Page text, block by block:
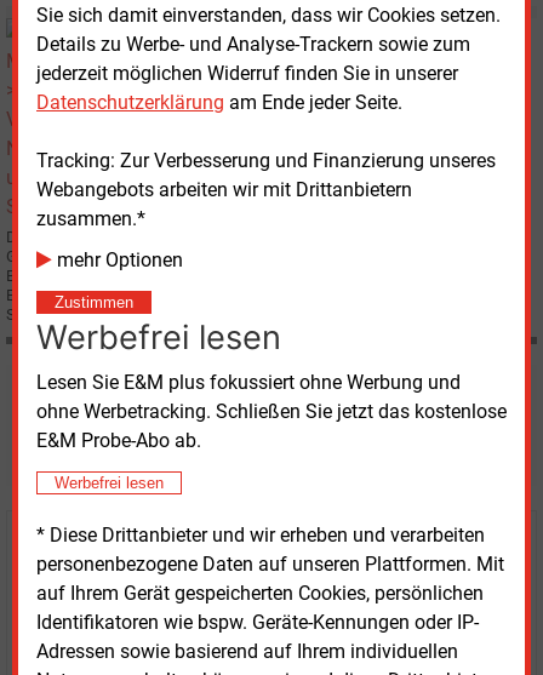
Sie sich damit einverstanden, dass wir Cookies setzen.
Details zu Werbe- und Analyse-Trackern sowie zum
jederzeit möglichen Widerruf finden Sie in unserer
Datenschutzerklärung am Ende jeder Seite.
Tracking: Zur Verbesserung und Finanzierung unseres
Webangebots arbeiten wir mit Drittanbietern
zusammen.*
mehr Optionen
Zustimmen
Werbefrei lesen
Lesen Sie E&M plus fokussiert ohne Werbung und
ohne Werbetracking. Schließen Sie jetzt das kostenlose
E&M Probe-Abo ab.
Werbefrei lesen
* Diese Drittanbieter und wir erheben und verarbeiten
personenbezogene Daten auf unseren Plattformen. Mit
auf Ihrem Gerät gespeicherten Cookies, persönlichen
Identifikatoren wie bspw. Geräte-Kennungen oder IP-
Adressen sowie basierend auf Ihrem individuellen
Montag, 21.03.2011, 09:19
Vorfahrt für Netzausbau und KKW-Sicherheit
Die Bundesregierung will den Ausbau der Stromnetze mit einer
Gesetzesinitiative beschleunigen, deren Eckpunkte
Bundeswirtschaftsminister Rainer Brüderle am 21. März beim
Energieministertreffen in Brüssel vorstellt. Außerdem geht es um die
Sicherheit der Kernkraft-Anlagen in der EU.
Möchten Sie diese und
weitere Nachrichten lesen?
Kaufen Sie den Artikel
erhalten Sie sofort diesen redaktionellen Beitrag für
nur €2.98